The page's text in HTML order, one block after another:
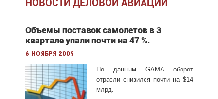
НОВОСТИ ДЕЛОВОЙ АВИАЦИИ
Объемы поставок самолетов в 3
квартале упали почти на 47 %.
6 ноября 2009
По данным GAMA оборот
отрасли снизился почти на $14
млрд.